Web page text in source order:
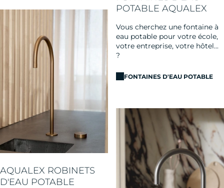
POTABLE AQUALEX
Vous cherchez une fontaine à
eau potable pour votre école,
votre entreprise, votre hôtel...
?
FONTAINES D'EAU POTABLE
AQUALEX ROBINETS
D'EAU POTABLE